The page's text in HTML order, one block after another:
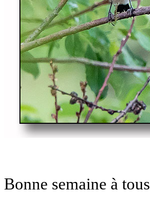
Bonne semaine à tous